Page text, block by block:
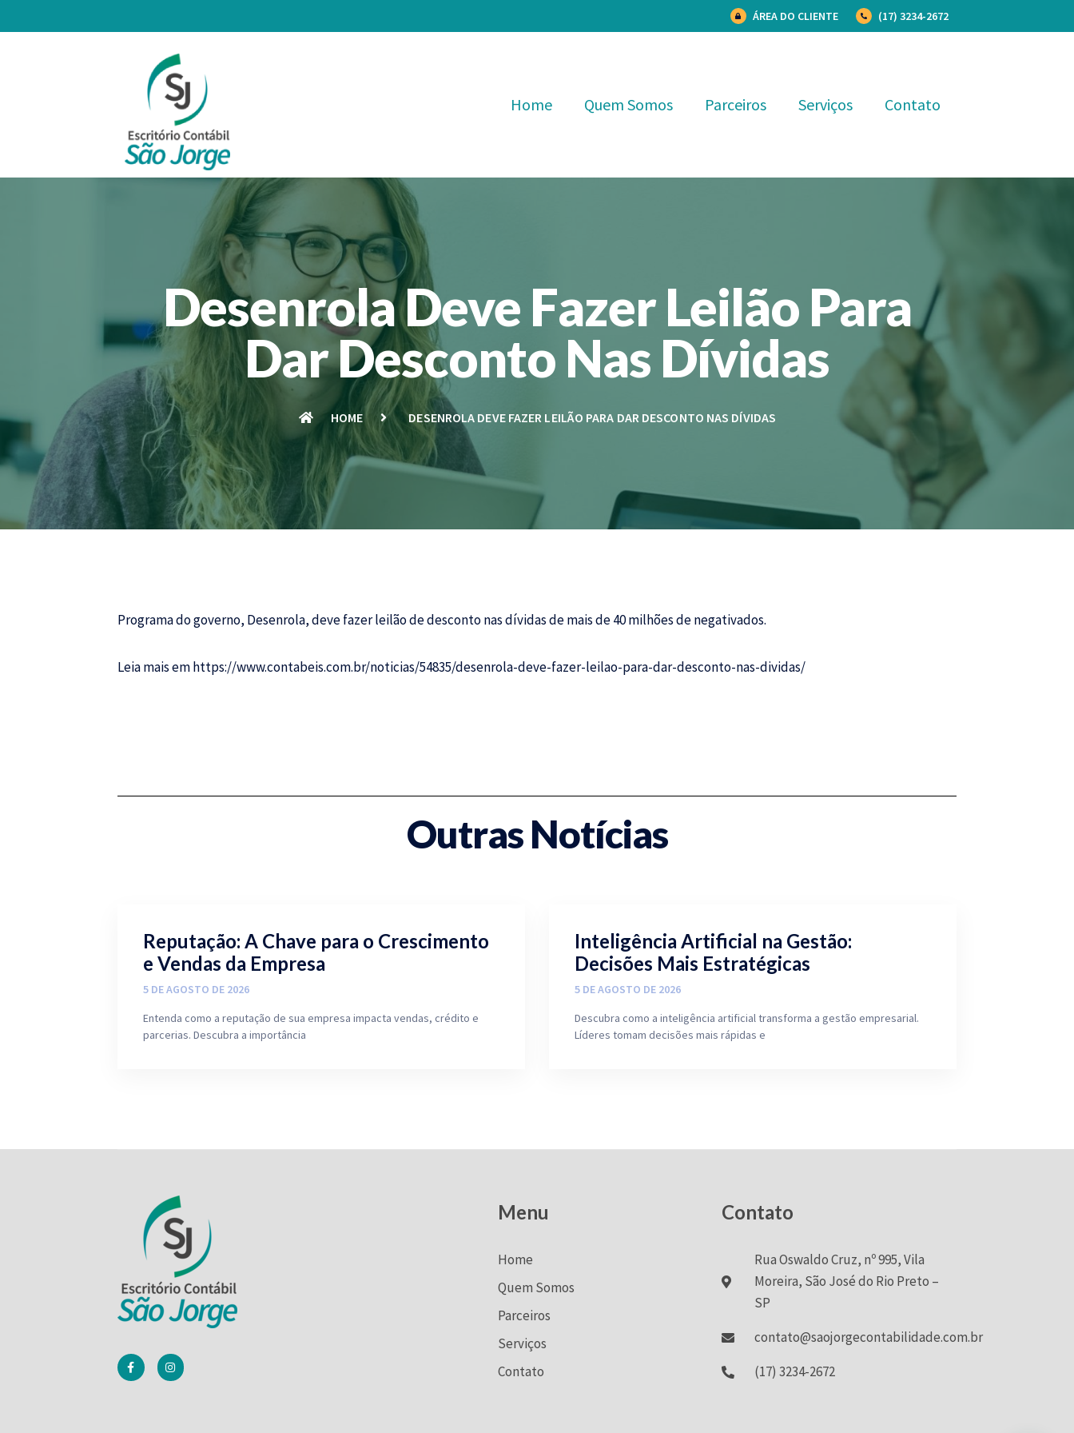
ÁREA DO CLIENTE (17) 3234-2672
Home Quem Somos Parceiros Serviços Contato
Desenrola Deve Fazer Leilão Para
Dar Desconto Nas Dívidas
HOME DESENROLA DEVE FAZER LEILÃO PARA DAR DESCONTO NAS DÍVIDAS
Programa do governo, Desenrola, deve fazer leilão de desconto nas dívidas de mais de 40 milhões de negativados.
Leia mais emhttps://www.contabeis.com.br/noticias/54835/desenrola-deve-fazer-leilao-para-dar-desconto-nas-dividas/
Outras Notícias
Reputação: A Chave para o Crescimento
e Vendas da Empresa
5 DE AGOSTO DE 2026
Entenda como a reputação de sua empresa impacta vendas, crédito e
parcerias. Descubra a importância
Inteligência Artificial na Gestão:
Decisões Mais Estratégicas
5 DE AGOSTO DE 2026
Descubra como a inteligência artificial transforma a gestão empresarial.
Líderes tomam decisões mais rápidas e
Menu
Home
Quem Somos
Parceiros
Serviços
Contato
Contato
Rua Oswaldo Cruz, nº 995, Vila
Moreira, São José do Rio Preto –
SP
contato@saojorgecontabilidade.com.br
(17) 3234-2672